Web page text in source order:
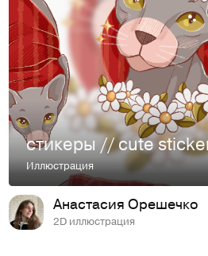
стикеры // cute
Иллюстрация
Анастасия Орешечко
2D иллюстрация